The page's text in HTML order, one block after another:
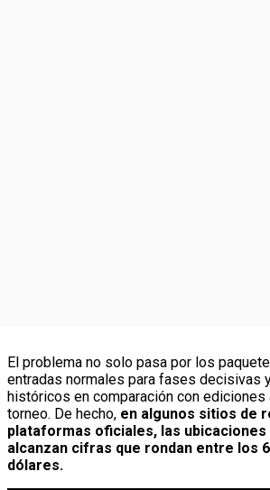
El problema no solo pasa por los
entradas normales para fases decisivas
históricos en comparación con ediciones
torneo. De hecho, en algunos sitios de
plataformas oficiales, las
alcanzan cifras que rondan entre los 6
dólares.